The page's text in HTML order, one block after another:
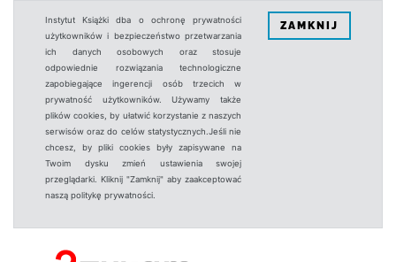
Instytut Książki dba o ochronę prywatności
użytkowników i bezpieczeństwo przetwarzania
ich danych osobowych oraz stosuje
odpowiednie rozwiązania technologiczne
zapobiegające ingerencji osób trzecich w
prywatność użytkowników. Używamy także
plików cookies, by ułatwić korzystanie z naszych
serwisów oraz do celów statystycznych.Jeśli nie
chcesz, by pliki cookies były zapisywane na
Twoim dysku zmień ustawienia swojej
przeglądarki. Kliknij "Zamknij" aby zaakceptować
naszą politykę prywatności.
ZAMKNIJ